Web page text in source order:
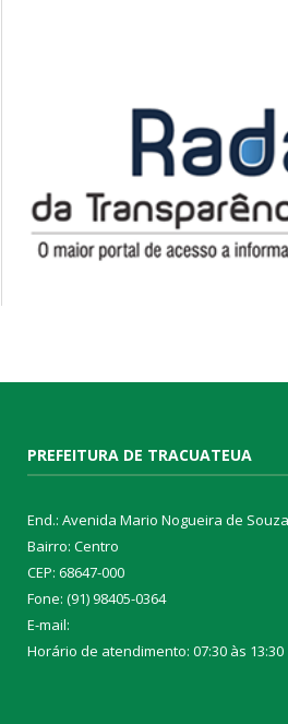
PREFEITURA DE TRACUATEUA
End.: Avenida Mario Nogueira de
Bairro: Centro
CEP: 68647-000
Fone: (91) 98405-0364
E-mail:
Horário de atendimento: 07:30 às 13:30